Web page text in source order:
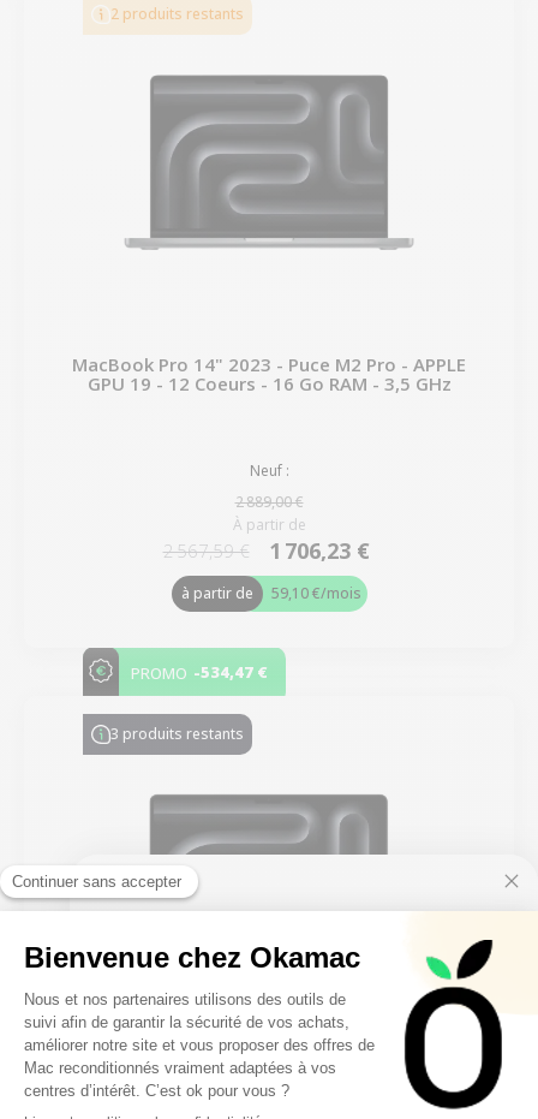
2 produits restants
MacBook Pro 14" 2023 - Puce M2 Pro - APPLE
GPU 19 - 12 Coeurs - 16 Go RAM - 3,5 GHz
Neuf :
2 889,00 €
À partir de
2 567,59 € 1 706,23 €
à partir de 59,10 €/mois
PROMO -534,47 €
3 produits restants
MacBook Pro 14" 2023 - Puce M3 Pro - 4,1 GHz -
APPLE GPU 18 - 12 Coeurs - 18 Go RAM
10€ FREE ON YOUR
FIRST ORDER
Sign up to receive your discount.